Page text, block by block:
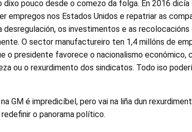
pouco desde o comezo da folga. En 2016
empregos nos Estados Unidos e repatriar as
desregulación, os investimentos e as
O sector manufactureiro ten 1,4 millóns de
o presidente favorece o nacionalismo económico,
ou o rexurdimento dos sindicatos. Todo iso
GM é impredicíbel, pero vai na liña dun
o panorama político.